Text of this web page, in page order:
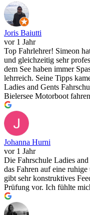
Joris Baiutti
vor 1 Jahr
Top Fahrlehrer! Simeon
und gleichzeitig sehr
dem See haben immer
lehrreich. Seine Tipps
Ladies and Gents
Bielersee Motorboot
Johanna Hurni
vor 1 Jahr
Die Fahrschule Ladies
das Fahren auf eine
gibt sehr konstruktives
Prüfung vor. Ich fühlte